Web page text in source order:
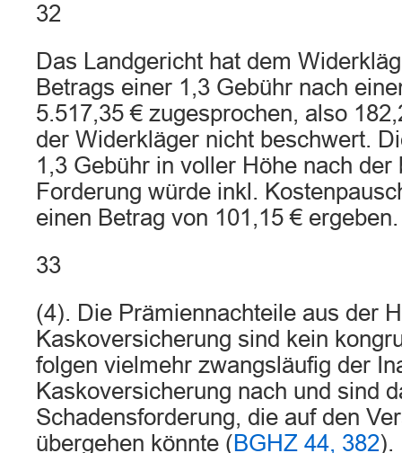
32
Das Landgericht hat dem
Betrags einer 1,3 Gebühr nach
5.517,35 € zugesprochen, also
der Widerkläger nicht beschwert.
1,3 Gebühr in voller Höhe nach der
Forderung würde inkl.
einen Betrag von 101,15 € ergeben.
33
(4). Die Prämiennachteile aus der
Kaskoversicherung sind kein
folgen vielmehr zwangsläufig der
Kaskoversicherung nach und sind
Schadensforderung, die auf den
übergehen könnte (BGHZ 44, 382).